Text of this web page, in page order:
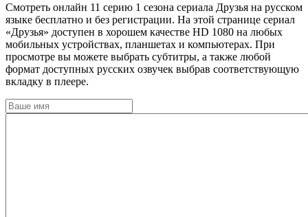
Cмотреть онлайн 11 серию 1 сезона сериала Друзья на русском
языке бесплатно и без регистрации. На этой странице сериал
«Друзья» доступен в хорошем качестве HD 1080 на любых
мобильных устройствах, планшетах и компьютерах. При
просмотре вы можете выбрать субтитры, а также любой
формат доступных русских озвучек выбрав соответствующую
вкладку в плеере.